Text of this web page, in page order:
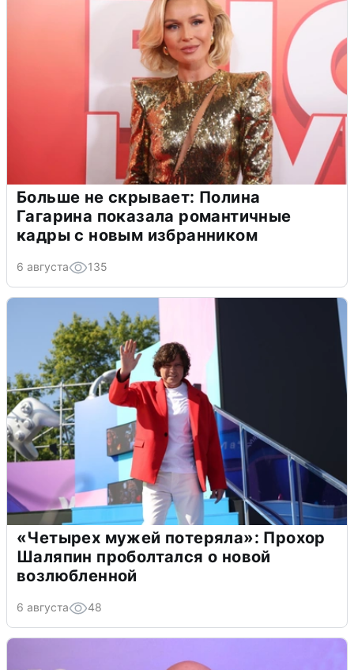
Больше не скрывает: Полина
Гагарина показала романтичные
кадры с новым избранником
6 августа 135
«Четырех мужей потеряла»: Прохор
Шаляпин проболтался о новой
возлюбленной
6 августа 48